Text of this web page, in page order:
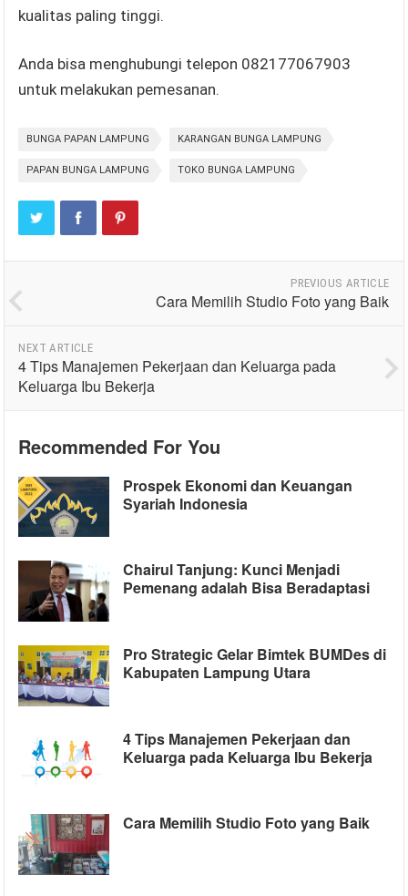
kualitas paling tinggi.
Anda bisa menghubungi telepon 082177067903
untuk melakukan pemesanan.
BUNGA PAPAN LAMPUNG KARANGAN BUNGA LAMPUNG
PAPAN BUNGA LAMPUNG TOKO BUNGA LAMPUNG
PREVIOUS ARTICLE
Cara Memilih Studio Foto yang Baik
NEXT ARTICLE
4 Tips Manajemen Pekerjaan dan Keluarga pada
Keluarga Ibu Bekerja
Recommended For You
Prospek Ekonomi dan Keuangan
Syariah Indonesia
Chairul Tanjung: Kunci Menjadi
Pemenang adalah Bisa Beradaptasi
Pro Strategic Gelar Bimtek BUMDes di
Kabupaten Lampung Utara
4 Tips Manajemen Pekerjaan dan
Keluarga pada Keluarga Ibu Bekerja
Cara Memilih Studio Foto yang Baik